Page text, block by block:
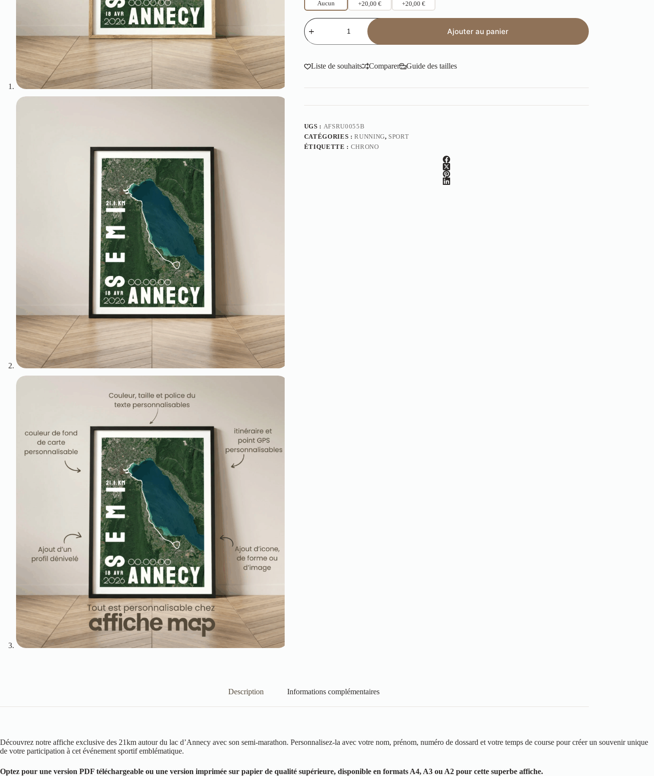
Aucun +20,00 € +20,00 €
Ajouter au panier
Liste de souhaits Comparer Guide des tailles
UGS : AFSRU0055B
CATÉGORIES :RUNNING, SPORT
ÉTIQUETTE : CHRONO
Description Informations complémentaires
Découvrez notre affiche exclusive des 21km autour du lac d’Annecy avec son semi-marathon. Personnalisez-la avec votre nom, prénom, numéro de dossard et votre temps de course pour créer un souvenir unique
de votre participation à cet événement sportif emblématique.
Optez pour une version PDF téléchargeable ou une version imprimée sur papier de qualité supérieure, disponible en formats A4, A3 ou A2 pour cette superbe affiche.